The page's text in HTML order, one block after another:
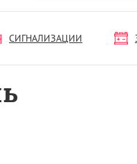
СИГНАЛИЗАЦИИ